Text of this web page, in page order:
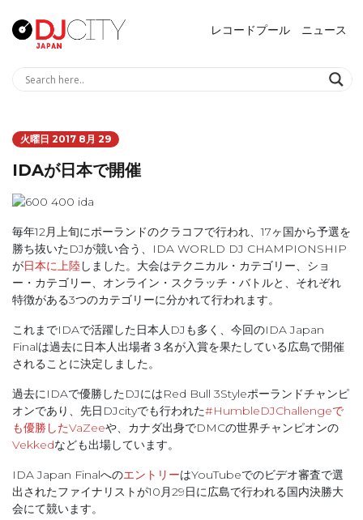
レコードプール ニュース
火曜日 2017 8月 29
IDAが日本で開催
毎年12月上旬にポーランドのクラコフで行われ、17ヶ国から予選を
勝ち抜いたDJが競い合う、IDA WORLD DJ CHAMPIONSHIP
が日本に上陸しました。大会はテクニカル・カテゴリー、ショ
ー・カテゴリー、オンライン・スクラッチ・バトルと、それぞれ
特徴がある3つのカテゴリーに分かれて行われます。
これまでIDAで活躍した日本人DJも多く、今回のIDA Japan
Finalは過去に日本人出場者３名が入賞を果たしている広島で開催
されることに決定しました。
過去にIDAで優勝したDJにはRed Bull 3Styleポーランドチャンピ
オンであり、先日DJcityでも行われた#HumbleDJChallengeで
も優勝したVaZeeや、カナダ出身でDMCの世界チャンピオンの
Vekkedなども出場しています。
IDA Japan FinalへのエントリーはYouTubeでのビデオ審査で選
出されたファイナリストが10月29日に広島で行われる国内決勝大
会にて競います。